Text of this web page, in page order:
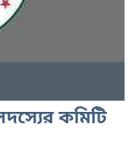
কমিটি